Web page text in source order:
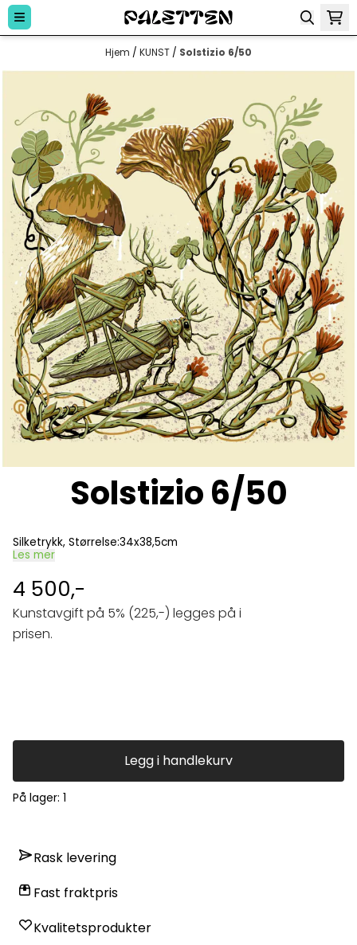
Hopp til innhold
Hjem / KUNST / Solstizio 6/50
Solstizio 6/50
Silketrykk, Størrelse:34x38,5cm
Les mer
4 500,-
Kunstavgift på 5% (225,-) legges på i
prisen.
Legg i handlekurv
På lager: 1
Rask levering
Fast fraktpris
Kvalitetsprodukter